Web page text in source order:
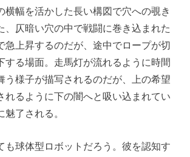
横幅を活かした長い構図で穴への覗き
、仄暗い穴の中で戦闘に巻き込まれた
急上昇するのだが、途中でロープが切
する場面。走馬灯が流れるように時間
う様子が描写されるのだが、上の希望
れるように下の闇へと吸い込まれてい
魅了される。
も球体型ロボットだろう。彼を認知す